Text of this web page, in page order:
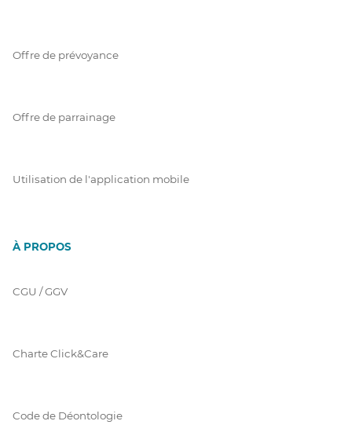
Offre de prévoyance
Offre de parrainage
Utilisation de l'application mobile
À PROPOS
CGU / GGV
Charte Click&Care
Code de Déontologie